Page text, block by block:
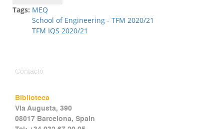
Tags: MEQ
School of Engineering - TFM 2020/21
TFM IQS 2020/21
Contacto
Biblioteca
Via Augusta, 390
08017 Barcelona, Spain